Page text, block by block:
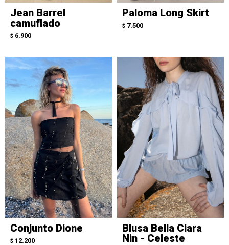
Jean Barrel
camuflado
$ 6.900
Paloma Long Skirt
$ 7.500
Conjunto Dione
$ 12.200
Blusa Bella Ciara
Nin - Celeste